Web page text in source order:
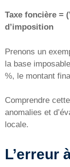
Taxe foncière =
d’imposition
Prenons un
la base
%, le montant
Comprendre
anomalies et
locale.
L’erreur